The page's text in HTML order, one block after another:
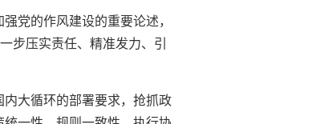
党的作风建设的重要论述，
步压实责任、精准发力、引
大循环的部署要求，抢抓政